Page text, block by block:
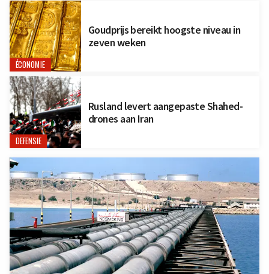
ÉCONOMIE
Goudprijs bereikt hoogste niveau in
zeven weken
DEFENSIE
Rusland levert aangepaste Shahed-
drones aan Iran